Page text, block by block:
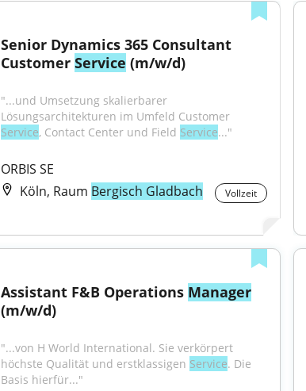
Senior Dynamics 365 Consultant
Customer Service (m/w/d)
"...und Umsetzung skalierbarer
Service, Contact Center und Field Service..."
ORBIS SE
Köln, Raum Bergisch Gladbach Vollzeit
Assistant F&B Operations Manager
(m/w/d)
"...von H World International. Sie verkörpert
höchste Qualität und erstklassigen Service. Die
Basis hierfür..."